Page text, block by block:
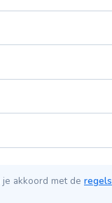
akkoord met de regels